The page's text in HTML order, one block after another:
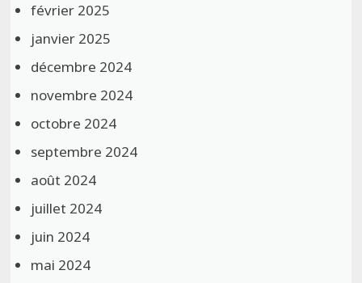
février 2025
janvier 2025
décembre 2024
novembre 2024
octobre 2024
septembre 2024
août 2024
juillet 2024
juin 2024
mai 2024